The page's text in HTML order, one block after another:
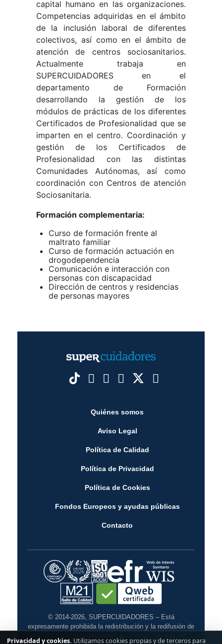
Privacidad y cookies. Utilizamos cookies propias y de terceros para
capital humano en las organizaciones.
Competencias adquiridas en el ámbito
de la inclusión laboral de diferentes
colectivos, así como en el ámbito de
atención de centros sociosanitarios.
Actualmente trabaja en
SUPERCUIDADORES en el
departamento de Formación
desarrollando la gestión de los
módulos de prácticas de los diferentes
Certificados de Profesionalidad que se
imparten en el centro. Coordinación y
gestión de los Certificados de
Profesionalidad con las distintas
Comunidades Autónomas, así como
coordinación con Centros de atención
Sociosanitaria.
Formación complementaria:
Curso de formación frente al
maltrato familiar
Curso de formación actuación en
drogodependencia
Comunicación e interacción con
personas con discapacidad
Dirección de centros y residencias
de personas mayores
Quiénes somos
Aviso Legal
Política de Calidad
Política de Privacidad
Política de Cookies
Fondos Europeos y ayudas públicas
Contacto
© 2014-2026, SUPERCUIDADORES – Está
expresamente prohibida la redistribución y la redifusión de